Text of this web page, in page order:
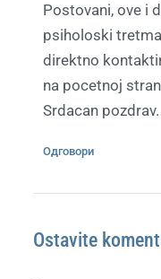
Postovani, ove i
psiholoski
direktno
na pocetnoj
Srdacan pozdrav.
Одговори
Ostavite